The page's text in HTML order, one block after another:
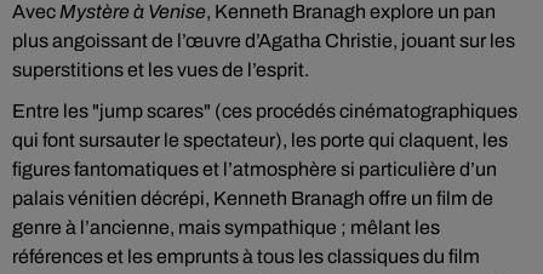
Avec Mystère à Venise, Kenneth Branagh explore un pan
plus angoissant de l’œuvre d’Agatha Christie, jouant sur les
superstitions et les vues de l’esprit.
Entre les "jump scares" (ces procédés cinématographiques
qui font sursauter le spectateur), les porte qui claquent, les
figures fantomatiques et l’atmosphère si particulière d’un
palais vénitien décrépi, Kenneth Branagh offre un film de
genre à l’ancienne, mais sympathique ; mêlant les
références et les emprunts à tous les classiques du film